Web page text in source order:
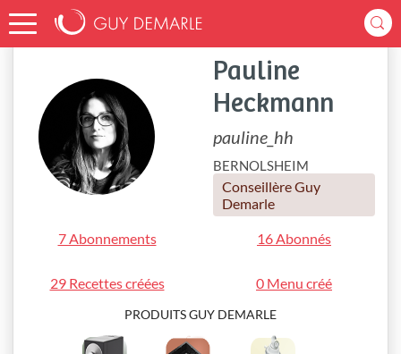
Accueil pauline_hh
Pauline
Heckmann
pauline_hh
BERNOLSHEIM
Conseillère Guy
Demarle
7 Abonnements 16 Abonnés
29 Recettes créées 0 Menu créé
PRODUITS GUY DEMARLE